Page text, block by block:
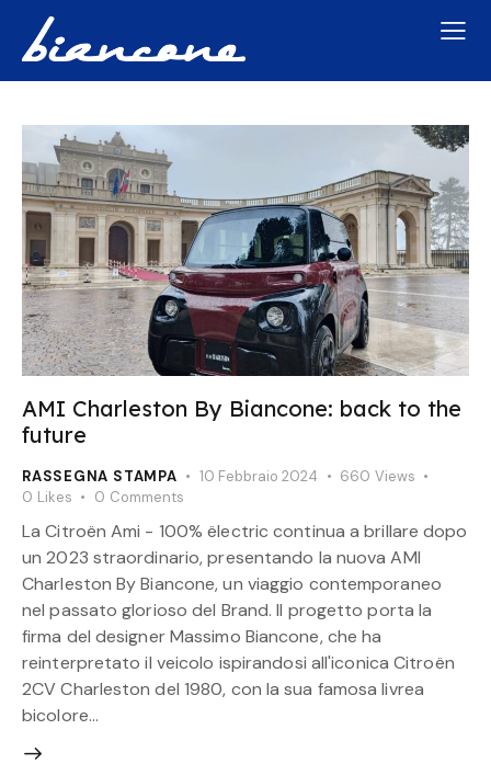
AMI Charleston By Biancone: back to the
future
RASSEGNA STAMPA 10 Febbraio 2024 660 Views
0 Likes 0 Comments
La Citroën Ami - 100% ëlectric continua a brillare dopo
un 2023 straordinario, presentando la nuova AMI
Charleston By Biancone, un viaggio contemporaneo
nel passato glorioso del Brand. Il progetto porta la
firma del designer Massimo Biancone, che ha
reinterpretato il veicolo ispirandosi all'iconica Citroën
2CV Charleston del 1980, con la sua famosa livrea
bicolore…